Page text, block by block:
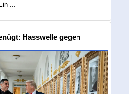
...
Hasswelle gegen